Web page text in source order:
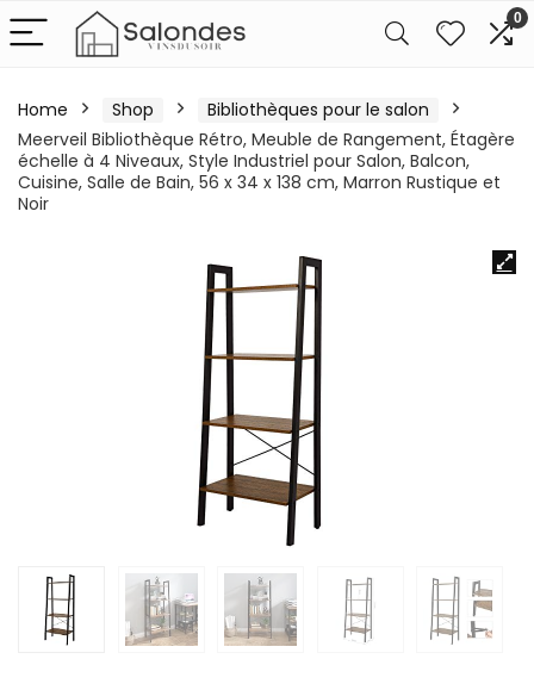
0
Home Shop
Bibliothèques pour le salon
Meerveil Bibliothèque Rétro, Meuble de Rangement, Étagère
échelle à 4 Niveaux, Style Industriel pour Salon, Balcon,
Cuisine, Salle de Bain, 56 x 34 x 138 cm, Marron Rustique et
Noir